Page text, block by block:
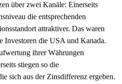
über zwei Kanäle: Einerseits
die entsprechenden
attraktiver. Das waren
Investoren die USA und Kanada.
ihrer Währungen
stiegen so die
sich aus der Zinsdifferenz ergeben.